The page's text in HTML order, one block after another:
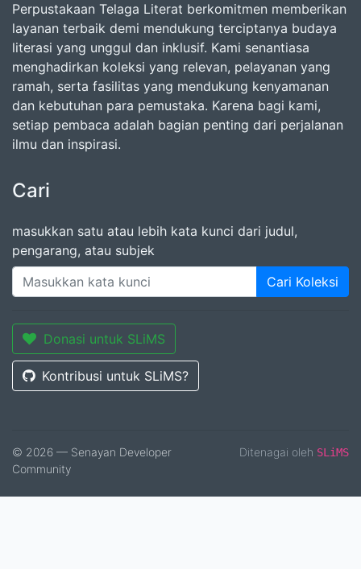
Perpustakaan Telaga Literat berkomitmen memberikan
layanan terbaik demi mendukung terciptanya budaya
literasi yang unggul dan inklusif. Kami senantiasa
menghadirkan koleksi yang relevan, pelayanan yang
ramah, serta fasilitas yang mendukung kenyamanan
dan kebutuhan para pemustaka. Karena bagi kami,
setiap pembaca adalah bagian penting dari perjalanan
ilmu dan inspirasi.
Cari
masukkan satu atau lebih kata kunci dari judul,
pengarang, atau subjek
Cari Koleksi
Donasi untuk SLiMS
Kontribusi untuk SLiMS?
© 2026 — Senayan Developer
Community
Ditenagai oleh SLiMS